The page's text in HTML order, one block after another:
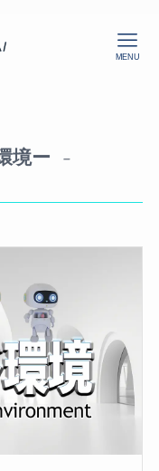
MENU
境ー
–